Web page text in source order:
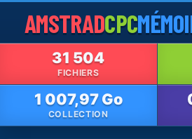
AMSTRADCPC
31 504
FICHIERS
1 007,97 Go
COLLECTION